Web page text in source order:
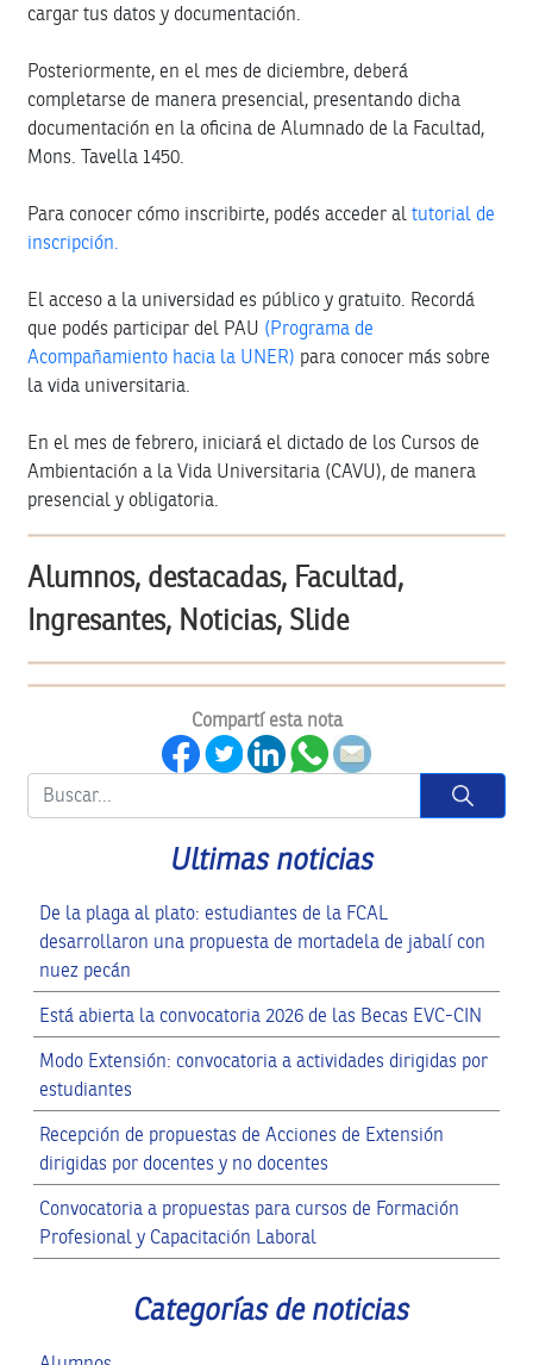
cargar tus datos y documentación.
Posteriormente, en el mes de diciembre, deberá
completarse de manera presencial, presentando dicha
documentación en la oficina de Alumnado de la Facultad,
Mons. Tavella 1450.
Para conocer cómo inscribirte, podés acceder altutorial de
inscripción.
El acceso a la universidad es público y gratuito. Recordá
que podés participar del PAU (Programa de
Acompañamiento hacia la UNER) para conocer más sobre
la vida universitaria.
En el mes de febrero, iniciará el dictado de los Cursos de
Ambientación a la Vida Universitaria (CAVU), de manera
presencial y obligatoria.
Alumnos, destacadas, Facultad,
Ingresantes, Noticias, Slide
Compartí esta nota
Button
Ultimas noticias
De la plaga al plato: estudiantes de la FCAL
desarrollaron una propuesta de mortadela de jabalí con
nuez pecán
Está abierta la convocatoria 2026 de las Becas EVC-CIN
Modo Extensión: convocatoria a actividades dirigidas por
estudiantes
Recepción de propuestas de Acciones de Extensión
dirigidas por docentes y no docentes
Convocatoria a propuestas para cursos de Formación
Profesional y Capacitación Laboral
Categorías de noticias